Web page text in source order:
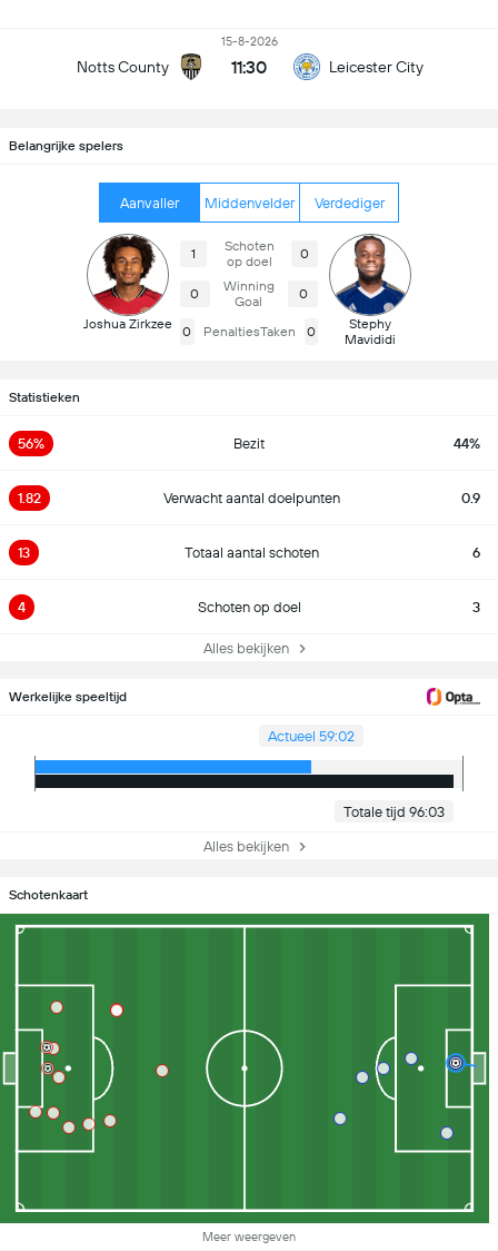
Notts County
15-8-2026
11:30 Leicester City
Belangrijke spelers
Aanvaller Middenvelder Verdediger
Joshua Zirkzee
1
Schoten
op doel
0
0
Winning
Goal
0
0 PenaltiesTaken 0
Stephy
Mavididi
Statistieken
56% Bezit 44%
1.82 Verwacht aantal doelpunten 0.9
13 Totaal aantal schoten 6
4 Schoten op doel 3
Alles bekijken
Werkelijke speeltijd
Actueel 59:02
Totale tijd 96:03
Alles bekijken
Schotenkaart
Meer weergeven